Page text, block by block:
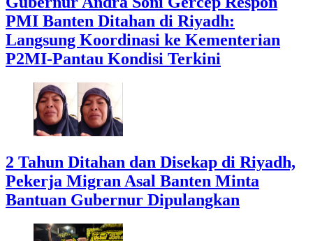
PMI Banten Ditahan di Riyadh:
Langsung Koordinasi ke Kementerian
P2MI-Pantau Kondisi Terkini
2 Tahun Ditahan dan Disekap di Riyadh,
Pekerja Migran Asal Banten Minta
Bantuan Gubernur Dipulangkan